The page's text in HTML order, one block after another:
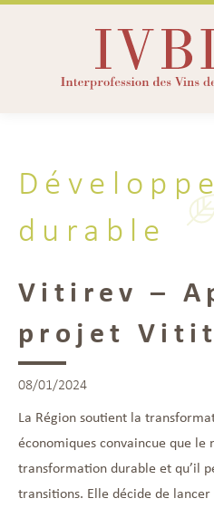
durable
Vitirev –
projet
08/01/2024
La Région soutient la
économiques convaincue que
transformation durable et qu’il
transitions. Elle décide de